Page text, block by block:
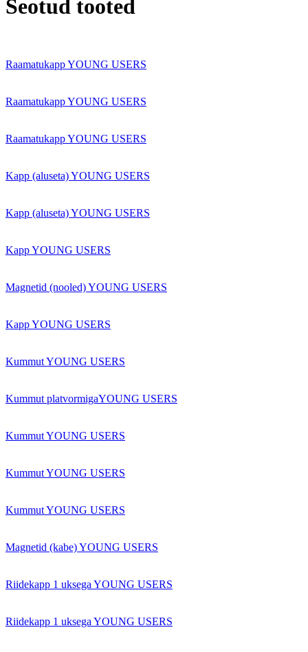
Seotud tooted
Raamatukapp YOUNG USERS
Raamatukapp YOUNG USERS
Raamatukapp YOUNG USERS
Kapp (aluseta) YOUNG USERS
Kapp (aluseta) YOUNG USERS
Kapp YOUNG USERS
Magnetid (nooled) YOUNG USERS
Kapp YOUNG USERS
Kummut YOUNG USERS
Kummut platvormigaYOUNG USERS
Kummut YOUNG USERS
Kummut YOUNG USERS
Kummut YOUNG USERS
Magnetid (kabe) YOUNG USERS
Riidekapp 1 uksega YOUNG USERS
Riidekapp 1 uksega YOUNG USERS